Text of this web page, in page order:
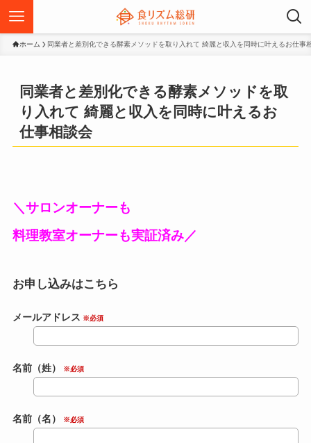
ホーム 同業者と差別化できる酵素メソッドを取り入れて 綺麗と収入を同時に叶えるお仕事
同業者と差別化できる酵素メソッドを取
り入れて 綺麗と収入を同時に叶えるお
仕事相談会
＼サロンオーナーも
料理教室オーナーも実証済み／
お申し込みはこちら
メールアドレス ※必須
名前（姓） ※必須
名前（名） ※必須